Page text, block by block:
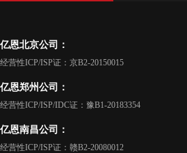
亿恩北京公司：
经营性ICP/ISP证：京B2-20150015
亿恩郑州公司：
经营性ICP/ISP/IDC证：豫B1-20183354
亿恩南昌公司：
经营性ICP/ISP证：赣B2-20080012